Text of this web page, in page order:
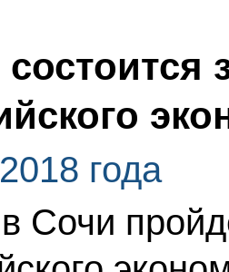
состоится
года
Сочи